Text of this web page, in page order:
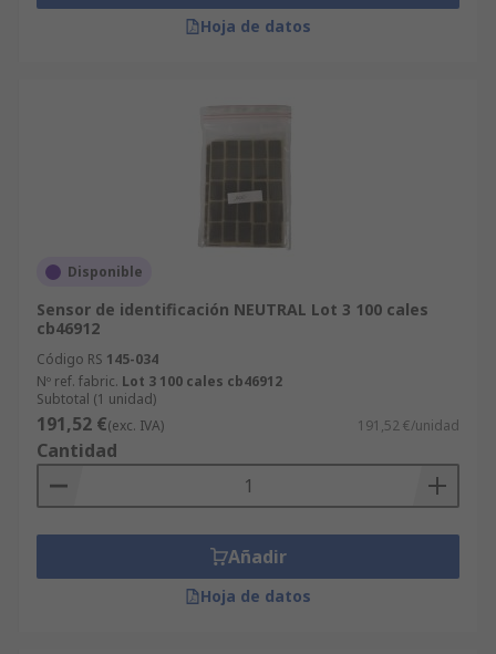
Hoja de datos
Disponible
Sensor de identificación NEUTRAL Lot 3 100 cales
cb46912
Código RS 145-034
Nº ref. fabric. Lot 3 100 cales cb46912
Subtotal (1 unidad)
191,52 €(exc. IVA) 191,52 €/unidad
Cantidad
Añadir
Hoja de datos